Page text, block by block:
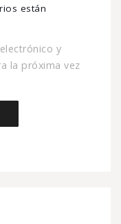
están
y
la próxima vez